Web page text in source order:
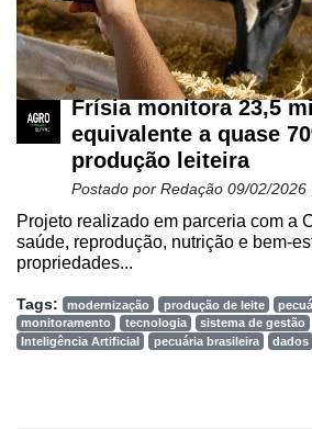
Tecprime
Agro
Lean
Way
Consulting
Manager
CHB
Frísia monitora 23,5
equivalente a quase
produção leiteira
Postado por Redação 09/02/2026
Projeto realizado em parceria com a
saúde, reprodução, nutrição e bem-
propriedades...
Tags: modernização produção de leite
monitoramento
tecnologia
sistema de gestão
Inteligência Artificial
pecuária brasileira dados